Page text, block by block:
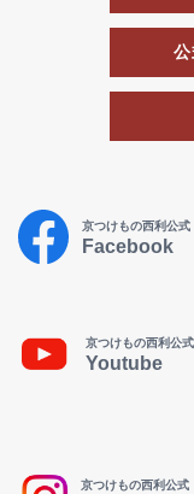
京つけもの西利公式
Facebook
京つけもの西利公式
Youtube
京つけもの西利公式